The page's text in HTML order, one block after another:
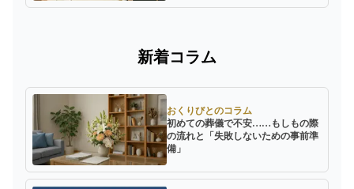
新着コラム
おくりびとのコラム
初めての葬儀で不安……もしもの際
の流れと「失敗しないための事前準
備」